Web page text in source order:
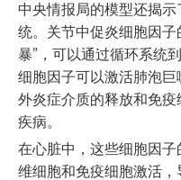
中央情报局的模型还揭
统。关节中促炎细胞因
暴”，可以通过循环系统
细胞因子可以激活肺泡
外炎症介质的释放和免
疾病。
在心脏中，这些细胞因
维细胞和免疫细胞激活